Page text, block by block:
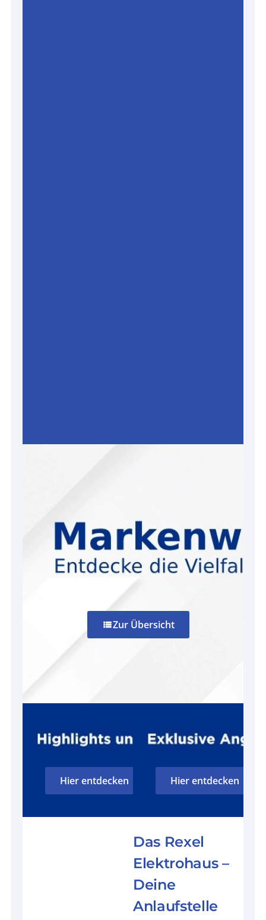
view_listZur Übersicht
Hier entdecken Hier entdecken
Das Rexel
Elektrohaus –
Deine
Anlaufstelle